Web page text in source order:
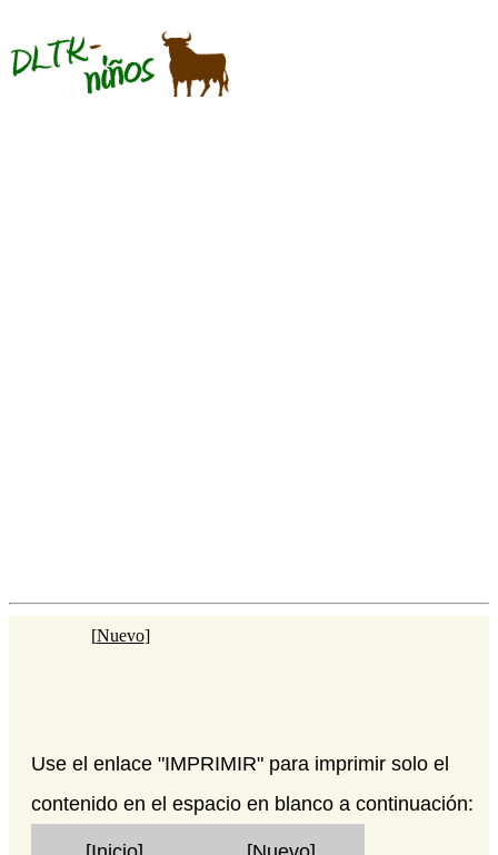
[Nuevo]
Use el enlace "IMPRIMIR" para imprimir solo el
contenido en el espacio en blanco a continuación: